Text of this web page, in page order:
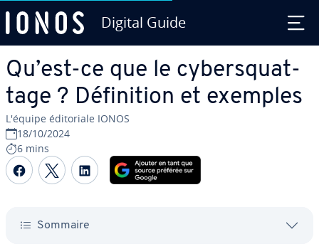
Digital Guide
Qu’est-ce que le cy­bers­quat­
tage ? Dé­fi­ni­tion et exemples
L'équipe édi­to­riale IONOS
18/10/2024
6 mins
Partager sur Facebook
Partager sur Twitter
Partager sur LinkedIn
Sommaire